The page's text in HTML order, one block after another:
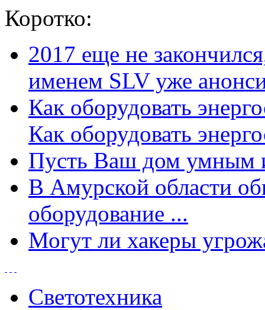
Коротко:
2017 еще не
именем SLV уже
Как оборудовать
Как оборудовать
Пусть Ваш дом умным
В Амурской области
оборудование ...
Могут ли хакеры
Светотехника